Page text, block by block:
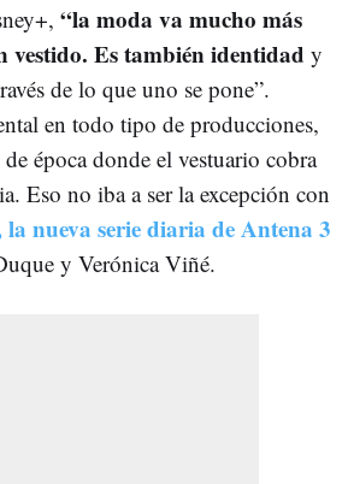
“la moda va mucho más
vestido. Es también identidad y
de lo que uno se pone”.
en todo tipo de producciones,
época donde el vestuario cobra
Eso no iba a ser la excepción con
la nueva serie diaria de Antena 3
y Verónica Viñé.